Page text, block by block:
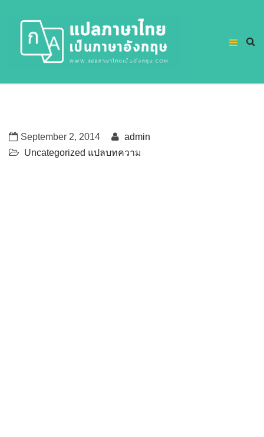
September 2, 2014
admin
Uncategorized แปลบทความ